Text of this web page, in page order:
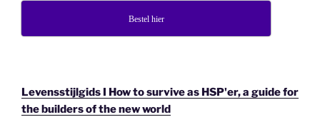
Bestel hier
Levensstijlgids I How to survive as HSP'er, a guide for
the builders of the new world